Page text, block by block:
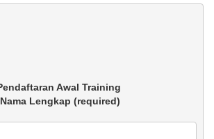
Nama Lengkap (required)